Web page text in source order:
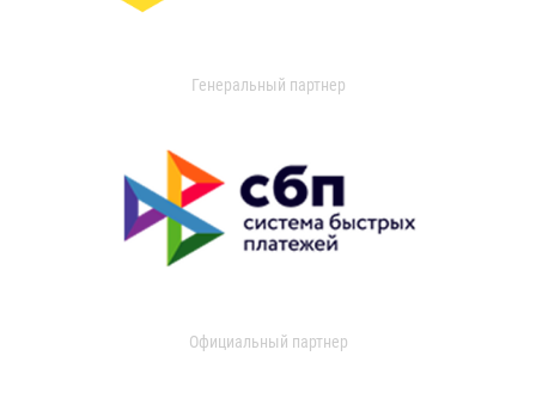
Генеральный партнер
Официальный партнер